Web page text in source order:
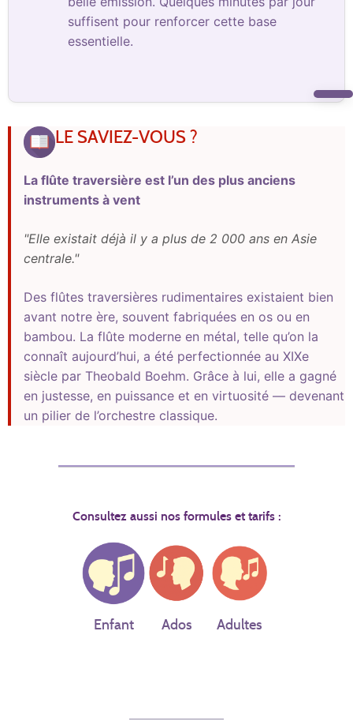
suffisent pour renforcer cette base
essentielle.
LE SAVIEZ-VOUS ?
La flûte traversière est l’un des plus anciens
instruments à vent
"Elle existait déjà il y a plus de 2 000 ans en Asie
centrale."
Des flûtes traversières rudimentaires existaient bien
avant notre ère, souvent fabriquées en os ou en
bambou. La flûte moderne en métal, telle qu’on la
connaît aujourd’hui, a été perfectionnée au XIXe
siècle par Theobald Boehm. Grâce à lui, elle a gagné
en justesse, en puissance et en virtuosité — devenant
un pilier de l’orchestre classique.
Consultez aussi nos formules et tarifs :
Enfant Ados Adultes